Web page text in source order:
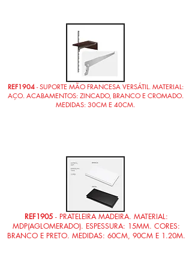
REF1904- SUPORTE MÃO FRANCESA VERSÁTIL. MATERIAL:
AÇO. ACABAMENTOS: ZINCADO, BRANCO E CROMADO.
MEDIDAS: 30CM E 40CM.
REF1905- PRATELEIRA MADEIRA. MATERIAL:
MDP(AGLOMERADO). ESPESSURA: 15MM. CORES:
BRANCO E PRETO. MEDIDAS: 60CM, 90CM E 1.20M.